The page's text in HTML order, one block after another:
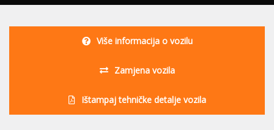
Više informacija o vozilu
Zamjena vozila
Ištampaj tehničke detalje vozila